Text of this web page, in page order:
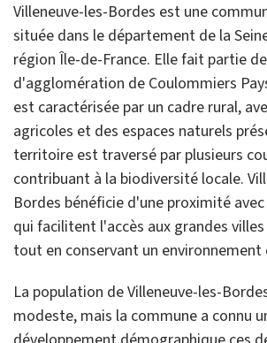
Villeneuve-les-Bordes est une
située dans le département de la
région Île-de-France. Elle fait partie
d'agglomération de Coulommiers
est caractérisée par un cadre rural,
agricoles et des espaces naturels
territoire est traversé par plusieurs
contribuant à la biodiversité locale.
Bordes bénéficie d'une proximité
qui facilitent l'accès aux grandes
tout en conservant un environnement
La population de Villeneuve-les-
modeste, mais la commune a connu